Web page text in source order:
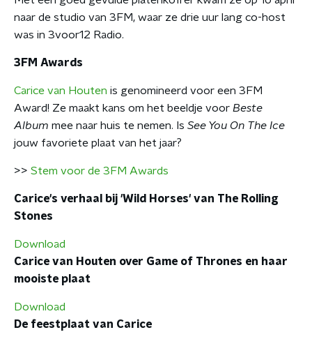
naar de studio van 3FM, waar ze drie uur lang co-host
was in 3voor12 Radio.
3FM Awards
Carice van Houten is genomineerd voor een 3FM
Award! Ze maakt kans om het beeldje voor Beste
Album mee naar huis te nemen. Is See You On The Ice
jouw favoriete plaat van het jaar?
>> Stem voor de 3FM Awards
Carice's verhaal bij 'Wild Horses' van The Rolling
Stones
Download
Carice van Houten over Game of Thrones en haar
mooiste plaat
Download
De feestplaat van Carice